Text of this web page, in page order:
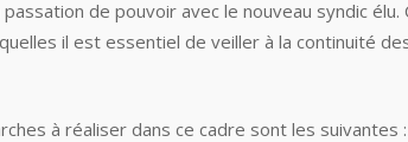
de pouvoir avec le nouveau syndic
il est essentiel de veiller à la continuité
à réaliser dans ce cadre sont les suivantes :